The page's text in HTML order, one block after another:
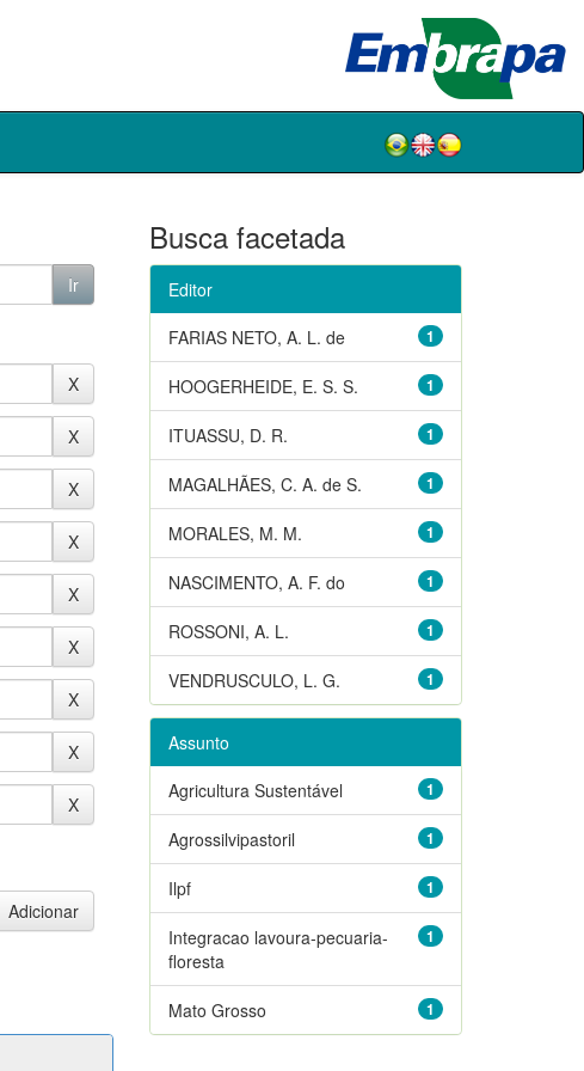
Busca facetada
Editor
1
FARIAS NETO, A. L. de
1
HOOGERHEIDE, E. S. S.
1
ITUASSU, D. R.
1
MAGALHÃES, C. A. de S.
1
MORALES, M. M.
1
NASCIMENTO, A. F. do
1
ROSSONI, A. L.
1
VENDRUSCULO, L. G.
Assunto
1
Agricultura Sustentável
1
Agrossilvipastoril
1
Ilpf
1
Integracao lavoura-pecuaria-
floresta
1
Mato Grosso